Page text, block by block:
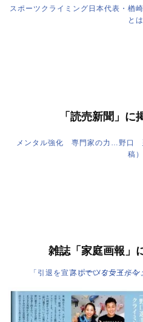
スポーツクライミング日本代表・楢
とは
「読売新聞」に
メンタル強化 専門家の力…野口
稿）
雑誌「家庭画報」
スポーツクライミ
「引退を宣言している女王が